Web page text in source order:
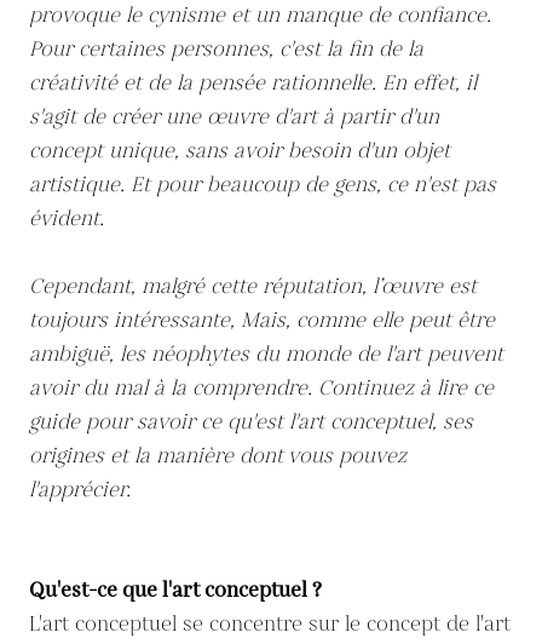
provoque le cynisme et un manque de confiance.
Pour certaines personnes, c'est la fin de la
créativité et de la pensée rationnelle. En effet, il
s'agit de créer une œuvre d'art à partir d'un
concept unique, sans avoir besoin d'un objet
artistique. Et pour beaucoup de gens, ce n'est pas
évident.
Cependant, malgré cette réputation, l’œuvre est
toujours intéressante, Mais, comme elle peut être
ambiguë, les néophytes du monde de l'art peuvent
avoir du mal à la comprendre. Continuez à lire ce
guide pour savoir ce qu'est l'art conceptuel, ses
origines et la manière dont vous pouvez
l'apprécier.
Qu'est-ce que l'art conceptuel ?
L'art conceptuel se concentre sur le concept de l'art